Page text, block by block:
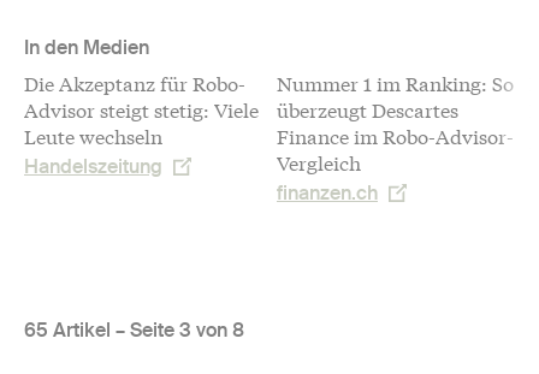
In den Medien
Die Akzeptanz für Robo-
Advisor steigt stetig: Viele
Leute wechseln
Handelszeitung
Nummer 1 im Ranking: So
überzeugt Descartes
Finance im Robo-Advisor-
Vergleich
finanzen.ch
65 Artikel – Seite 3 von 8